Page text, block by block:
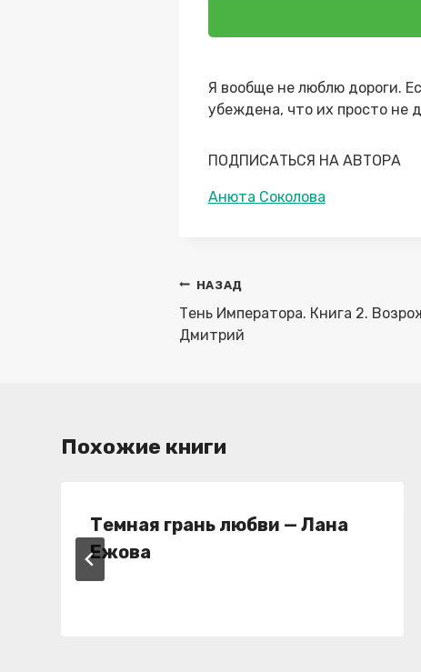
Я вообще не люблю дороги.
убеждена, что их просто не
ПОДПИСАТЬСЯ НА АВТОРА
Метки
Анюта Соколова
Навигация
по
записям
НАЗАД
Тень Императора. Книга 2.
Дмитрий
Похожие книги
Темная грань любви — Лана
Ежова